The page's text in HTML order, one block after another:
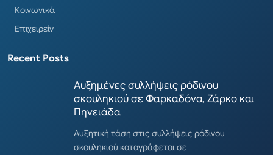
Κοινωνικά
Επιχειρείν
Recent Posts
Αυξημένες συλλήψεις ρόδινου
σκουληκιού σε Φαρκαδόνα, Ζάρκο και
Πηνειάδα
Αυξητική τάση στις συλλήψεις ρόδινου
σκουληκιού καταγράφεται σε